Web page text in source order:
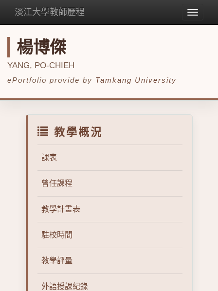
Toggle
淡江大學教師歷程
楊博傑
YANG, PO-CHIEH
ePortfolio provide by Tamkang University
教學概況
課表
曾任課程
教學計畫表
駐校時間
教學評量
外語授課紀錄